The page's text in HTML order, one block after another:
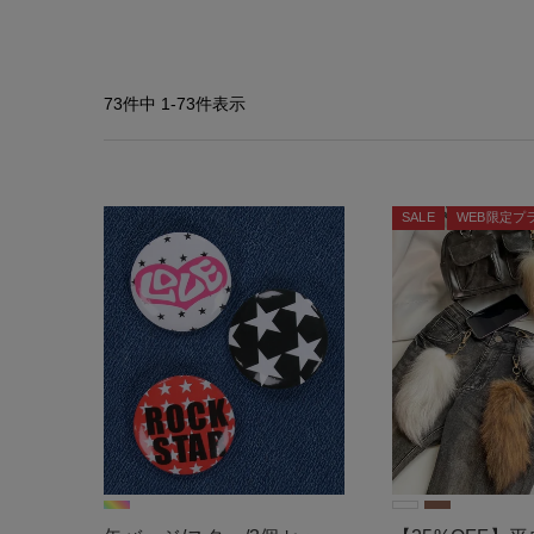
73件中 1-73件表示
SALE WEB限定プ